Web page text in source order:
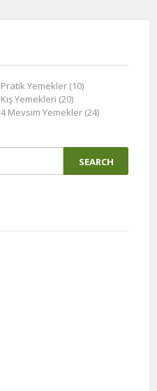
Pratik Yemekler (10)
Kış Yemekleri (20)
4 Mevsim Yemekler (24)